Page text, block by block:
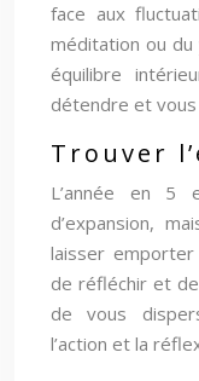
face aux
méditation ou
équilibre
détendre et
Trouver
L’année en 5
d’expansion,
laisser emporter
de réfléchir et
de vous
l’action et la